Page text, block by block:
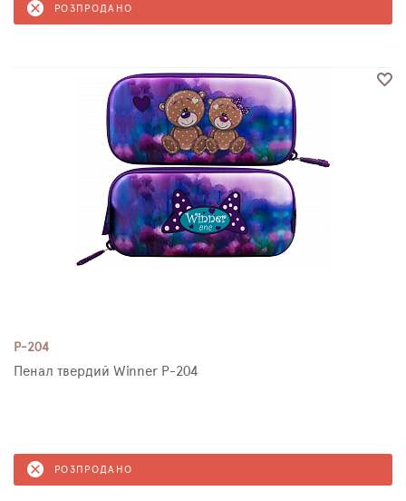
РОЗПРОДАНО
P-204
Пенал твердий Winner P-204
РОЗПРОДАНО